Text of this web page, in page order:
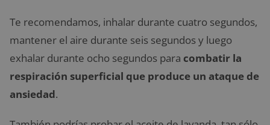
Te recomendamos, inhalar durante cuatro segundos,
mantener el aire durante seis segundos y luego
exhalar durante ocho segundos para combatir la
respiración superficial que produce un ataque de
ansiedad.